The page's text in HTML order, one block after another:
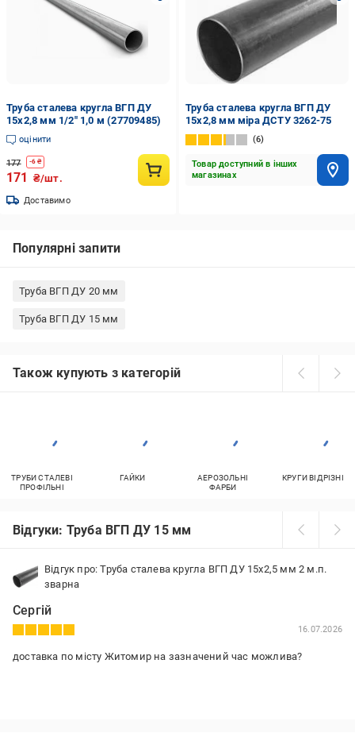
Труба сталева кругла ВГП ДУ
15х2,8 мм 1/2" 1,0 м (27709485)
оцінити
177 -6 ₴
171 ₴/шт.
Доставимо
Труба сталева кругла ВГП ДУ
15x2,8 мм міра ДСТУ 3262-75
6
Товар доступний в інших
магазинах
Популярні запити
Труба ВГП ДУ 20 мм
Труба ВГП ДУ 15 мм
Також купують з категорій
ТРУБИ СТАЛЕВІ
ПРОФІЛЬНІ
ГАЙКИ
АЕРОЗОЛЬНІ
ФАРБИ
КРУГИ ВІДРІЗНІ
Відгуки: Труба ВГП ДУ 15 мм
Відгук про: Труба сталева кругла ВГП ДУ 15x2,5 мм 2 м.п.
зварна
Сергій
16.07.2026
доставка по місту Житомир на зазначений час можлива?